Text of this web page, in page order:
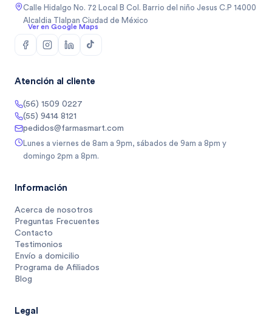
Calle Hidalgo No. 72 Local B Col. Barrio del niño Jesus C.P 14000
Alcaldia Tlalpan Ciudad de México
Ver en Google Maps
Atención al cliente
(56) 1509 0227
(55) 9414 8121
pedidos@farmasmart.com
Lunes a viernes de 8am a 9pm, sábados de 9am a 8pm y
domingo 2pm a 8pm.
Información
Acerca de nosotros
Preguntas Frecuentes
Contacto
Testimonios
Envío a domicilio
Programa de Afiliados
Blog
Legal